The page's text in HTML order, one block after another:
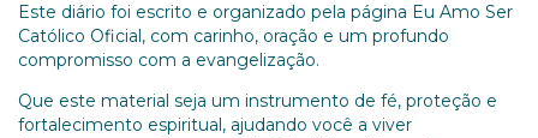
Este diário foi escrito e organizado pela página Eu Amo Ser
Católico Oficial, com carinho, oração e um profundo
compromisso com a evangelização.
Que este material seja um instrumento de fé, proteção e
fortalecimento espiritual, ajudando você a viver